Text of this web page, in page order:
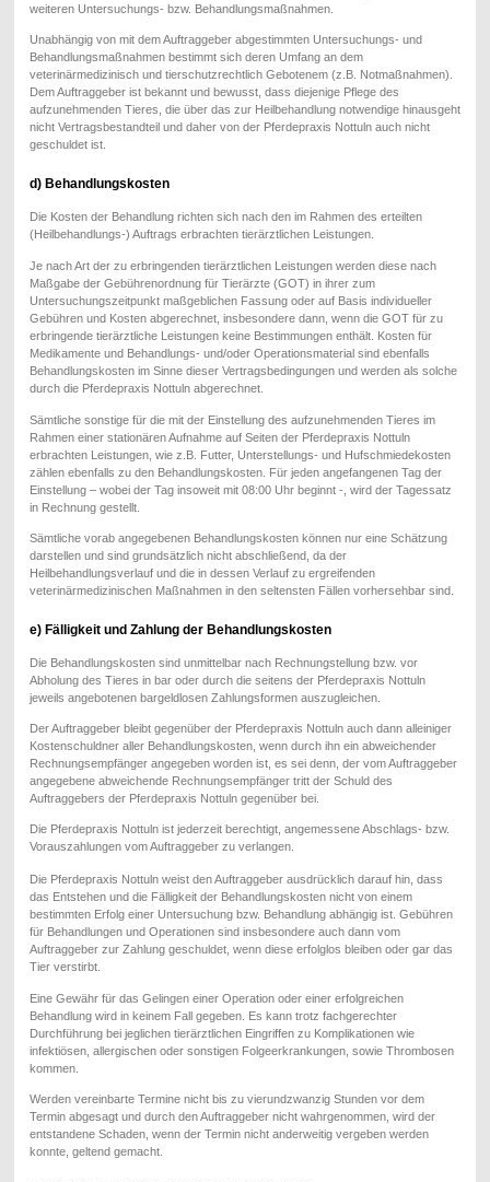
weiteren Untersuchungs- bzw. Behandlungsmaßnahmen.
Unabhängig von mit dem Auftraggeber abgestimmten Untersuchungs- und
Behandlungsmaßnahmen bestimmt sich deren Umfang an dem
veterinärmedizinisch und tierschutzrechtlich Gebotenem (z.B. Notmaßnahmen).
Dem Auftraggeber ist bekannt und bewusst, dass diejenige Pflege des
aufzunehmenden Tieres, die über das zur Heilbehandlung notwendige hinausgeht
nicht Vertragsbestandteil und daher von der Pferdepraxis Nottuln auch nicht
geschuldet ist.
d) Behandlungskosten
Die Kosten der Behandlung richten sich nach den im Rahmen des erteilten
(Heilbehandlungs-) Auftrags erbrachten tierärztlichen Leistungen.
Je nach Art der zu erbringenden tierärztlichen Leistungen werden diese nach
Maßgabe der Gebührenordnung für Tierärzte (GOT) in ihrer zum
Untersuchungszeitpunkt maßgeblichen Fassung oder auf Basis individueller
Gebühren und Kosten abgerechnet, insbesondere dann, wenn die GOT für zu
erbringende tierärztliche Leistungen keine Bestimmungen enthält. Kosten für
Medikamente und Behandlungs- und/oder Operationsmaterial sind ebenfalls
Behandlungskosten im Sinne dieser Vertragsbedingungen und werden als solche
durch die Pferdepraxis Nottuln abgerechnet.
Sämtliche sonstige für die mit der Einstellung des aufzunehmenden Tieres im
Rahmen einer stationären Aufnahme auf Seiten der Pferdepraxis Nottuln
erbrachten Leistungen, wie z.B. Futter, Unterstellungs- und Hufschmiedekosten
zählen ebenfalls zu den Behandlungskosten. Für jeden angefangenen Tag der
Einstellung – wobei der Tag insoweit mit 08:00 Uhr beginnt -, wird der Tagessatz
in Rechnung gestellt.
Sämtliche vorab angegebenen Behandlungskosten können nur eine Schätzung
darstellen und sind grundsätzlich nicht abschließend, da der
Heilbehandlungsverlauf und die in dessen Verlauf zu ergreifenden
veterinärmedizinischen Maßnahmen in den seltensten Fällen vorhersehbar sind.
e) Fälligkeit und Zahlung der Behandlungskosten
Die Behandlungskosten sind unmittelbar nach Rechnungstellung bzw. vor
Abholung des Tieres in bar oder durch die seitens der Pferdepraxis Nottuln
jeweils angebotenen bargeldlosen Zahlungsformen auszugleichen.
Der Auftraggeber bleibt gegenüber der Pferdepraxis Nottuln auch dann alleiniger
Kostenschuldner aller Behandlungskosten, wenn durch ihn ein abweichender
Rechnungsempfänger angegeben worden ist, es sei denn, der vom Auftraggeber
angegebene abweichende Rechnungsempfänger tritt der Schuld des
Auftraggebers der Pferdepraxis Nottuln gegenüber bei.
Die Pferdepraxis Nottuln ist jederzeit berechtigt, angemessene Abschlags- bzw.
Vorauszahlungen vom Auftraggeber zu verlangen.
Die Pferdepraxis Nottuln weist den Auftraggeber ausdrücklich darauf hin, dass
das Entstehen und die Fälligkeit der Behandlungskosten nicht von einem
bestimmten Erfolg einer Untersuchung bzw. Behandlung abhängig ist. Gebühren
für Behandlungen und Operationen sind insbesondere auch dann vom
Auftraggeber zur Zahlung geschuldet, wenn diese erfolglos bleiben oder gar das
Tier verstirbt.
Eine Gewähr für das Gelingen einer Operation oder einer erfolgreichen
Behandlung wird in keinem Fall gegeben. Es kann trotz fachgerechter
Durchführung bei jeglichen tierärztlichen Eingriffen zu Komplikationen wie
infektiösen, allergischen oder sonstigen Folgeerkrankungen, sowie Thrombosen
kommen.
Werden vereinbarte Termine nicht bis zu vierundzwanzig Stunden vor dem
Termin abgesagt und durch den Auftraggeber nicht wahrgenommen, wird der
entstandene Schaden, wenn der Termin nicht anderweitig vergeben werden
konnte, geltend gemacht.